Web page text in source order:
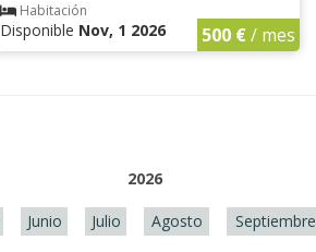
Habitación
Disponible Nov, 1 2026 500 €/ mes
2026
Junio Julio Agosto Septiembre